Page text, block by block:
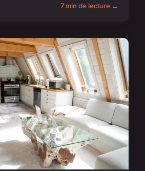
7 min de lecture →